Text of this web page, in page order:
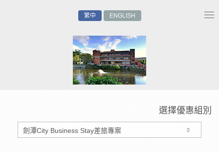
繁中 ENGLISH
選擇優惠組別